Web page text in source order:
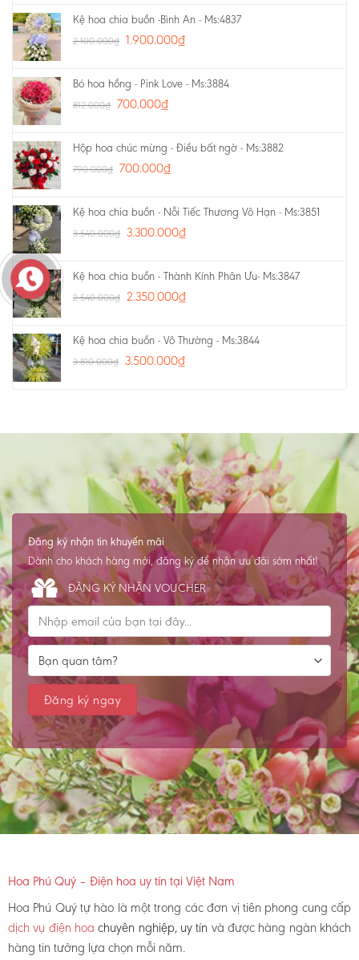
Kệ hoa chia buồn -Bình An - Ms:4837
2.100.000₫ 1.900.000₫
Bó hoa hồng - Pink Love - Ms:3884
812.000₫ 700.000₫
Hộp hoa chúc mừng - Điều bất ngờ - Ms:3882
790.000₫ 700.000₫
Kệ hoa chia buồn - Nỗi Tiếc Thương Vô Hạn - Ms:3851
3.540.000₫ 3.300.000₫
Kệ hoa chia buồn - Thành Kính Phân Ưu- Ms:3847
2.540.000₫ 2.350.000₫
Kệ hoa chia buồn - Vô Thường - Ms:3844
3.810.000₫ 3.500.000₫
Đăng ký nhận tin khuyến mãi
Dành cho khách hàng mới, đăng ký để nhận ưu đãi sớm nhất!
ĐĂNG KÝ NHẬN VOUCHER
Hoa Phú Quý – Điện hoa uy tín tại Việt Nam
Hoa Phú Quý tự hào là một trong các đơn vị tiên phong cung cấp
dịch vụ điện hoachuyên nghiệp, uy tín và được hàng ngàn khách
hàng tin tưởng lựa chọn mỗi năm.